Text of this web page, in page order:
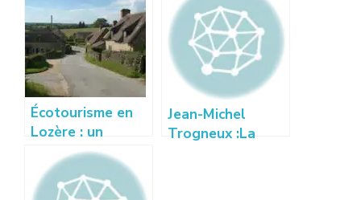
Écotourisme en
Lozère : un
voyage
responsable et
inspiré
Jean-Michel
Trogneux :La